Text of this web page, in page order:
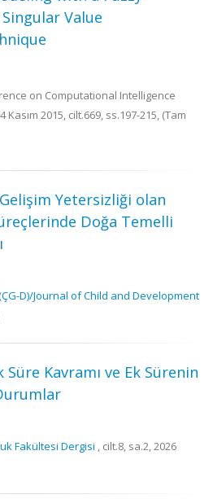
Value
on Computational Intelligence
Kasım 2015, cilt.669, ss.197-215, (Tam
Yetersizliği olan
Doğa Temelli
(ÇG-D)/Journal of Child and Development
Süre Kavramı ve Ek Sürenin
Fakültesi Dergisi , cilt.8, sa.2, 2026